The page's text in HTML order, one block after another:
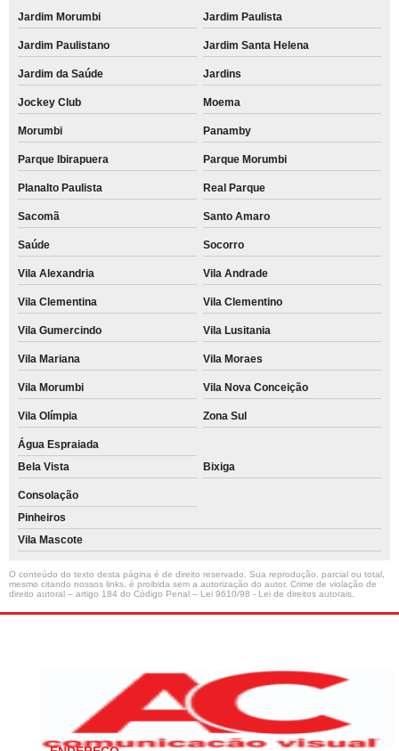
Jardim Morumbi Jardim Paulista
Jardim Paulistano Jardim Santa Helena
Jardim da Saúde Jardins
Jockey Club Moema
Morumbi Panamby
Parque Ibirapuera Parque Morumbi
Planalto Paulista Real Parque
Sacomã Santo Amaro
Saúde Socorro
Vila Alexandria Vila Andrade
Vila Clementina Vila Clementino
Vila Gumercindo Vila Lusitania
Vila Mariana Vila Moraes
Vila Morumbi Vila Nova Conceição
Vila Olímpia Zona Sul
Água Espraiada
Bela Vista
Bixiga
Consolação
Pinheiros
Vila Mascote
O conteúdo do texto desta página é de direito reservado. Sua reprodução, parcial ou total,
mesmo citando nossos links, é proibida sem a autorização do autor. Crime de violação de
direito autoral – artigo 184 do Código Penal – Lei 9610/98 - Lei de direitos autorais